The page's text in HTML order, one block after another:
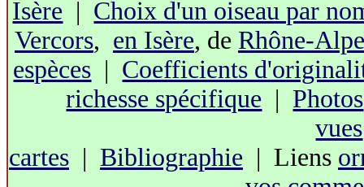
Isère | Choix d'un oiseau par
Vercors, en Isère, de Rhône-
espèces | Coefficients
richesse spécifique | Photos
vues
cartes | Bibliographie | Liens